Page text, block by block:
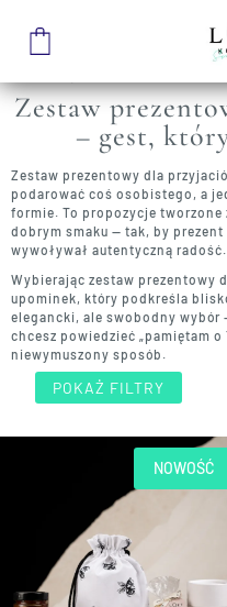
ZESTAW
Zestaw
– gest,
Zestaw prezentowy dla
podarować coś osobistego, a
formie. To propozycje
dobrym smaku — tak, by
wywoływał autentyczną radość.
Wybierając zestaw prezentowy
upominek, który podkreśla
elegancki, ale swobodny wybór
chcesz powiedzieć „pamiętam o
niewymuszony sposób.
POKAŻ FILTRY
NOWOŚĆ